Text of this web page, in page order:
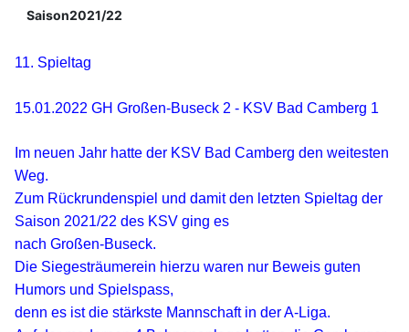
Saison2021/22
11. Spieltag
15.01.2022 GH Großen-Buseck 2 - KSV Bad Camberg 1
Im neuen Jahr hatte der KSV Bad Camberg den weitesten
Weg.
Zum Rückrundenspiel und damit den letzten Spieltag der
Saison 2021/22 des KSV ging es
nach Großen-Buseck.
Die Siegesträumerein hierzu waren nur Beweis guten
Humors und Spielspass,
denn es ist die stärkste Mannschaft in der A-Liga.